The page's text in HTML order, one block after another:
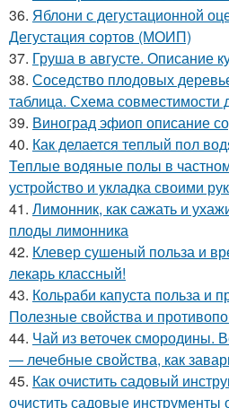
36. Яблони с дегустационной
Дегустация сортов (МОИП)
37. Груша в августе. Описание
38. Соседство плодовых
таблица. Схема совместимости
39. Виноград эфиоп описание
40. Как делается теплый пол
Теплые водяные полы в
устройство и укладка своими
41. Лимонник, как сажать и
плоды лимонника
42. Клевер сушеный польза и
лекарь классный!
43. Кольраби капуста польза и
Полезные свойства и
44. Чай из веточек смородины.
— лечебные свойства, как
45. Как очистить садовый
очистить садовые инструменты